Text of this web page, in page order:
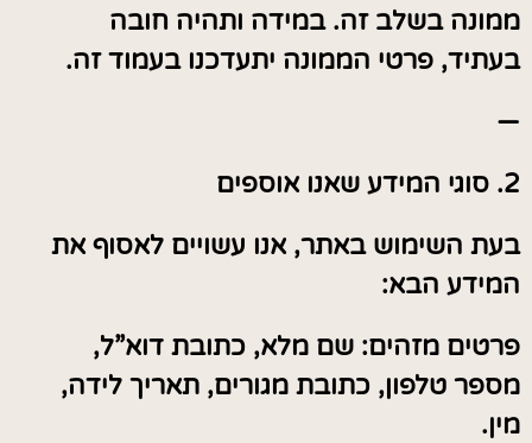
ממונה בשלב זה. במידה ותהיה חובה
בעתיד, פרטי הממונה יתעדכנו בעמוד זה.
—
2. סוגי המידע שאנו אוספים
בעת השימוש באתר, אנו עשויים לאסוף את
המידע הבא:
פרטים מזהים: שם מלא, כתובת דוא”ל,
מספר טלפון, כתובת מגורים, תאריך לידה,
מין.